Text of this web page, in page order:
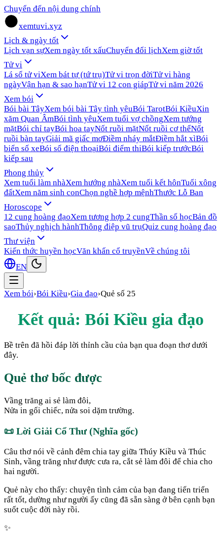
Chuyển đến nội dung chính
xemtuvi.xyz
Lịch & ngày tốt
Lịch vạn sựXem ngày tốt xấuChuyển đổi lịchXem giờ tốt
Tử vi
Lá số tử viXem bát tự (tứ trụ)Tử vi trọn đờiTử vi hàng
ngàyVận hạn & sao hạnTử vi 12 con giápTử vi năm 2026
Xem bói
Bói bài TâyXem bói bài Tây tình yêuBói TarotBói KiềuXin
xăm Quan ÂmBói tình yêuXem tuổi vợ chồngXem tướng
mặtBói chỉ tayBói hoa tayNốt ruồi mặtNốt ruồi cơ thểNốt
ruồi bàn tayGiải mã giấc mơĐiềm nháy mắtĐiềm hắt xìBói
biển số xeBói số điện thoạiBói điểm thiBói kiếp trướcBói
kiếp sau
Phong thủy
Xem tuổi làm nhàXem hướng nhàXem tuổi kết hônTuổi xông
đấtXem năm sinh conChọn nghề hợp mệnhThước Lỗ Ban
Horoscope
12 cung hoàng đạoXem tương hợp 2 cungThần số họcBản đồ
saoThủy nghịch hànhThông điệp vũ trụQuiz cung hoàng đạo
Thư viện
Kiến thức huyền họcVăn khấn cổ truyềnVề chúng tôi
EN
Xem bói›Bói Kiều›Gia đạo›Quẻ số 25
Kết quả: Bói Kiều gia đạo
Bề trên đã hồi đáp lời thỉnh cầu của bạn qua đoạn thơ dưới
đây.
Quẻ thơ bốc được
Vầng trăng ai sẻ làm đôi,
Nửa in gối chiếc, nửa soi dặm trường.
📜 Lời Giải Cổ Thư (Nghĩa gốc)
Câu thơ nói về cảnh đêm chia tay giữa Thúy Kiều và Thúc
Sinh, vầng trăng như được cưa ra, cắt sẻ làm đôi để chia cho
hai người.
Quẻ này cho thấy: chuyện tình cảm của bạn đang tiến triển
rất tốt, dường như người ấy cũng đã sẵn sàng ở bên cạnh bạn
suốt cuộc đời này rồi.
✨